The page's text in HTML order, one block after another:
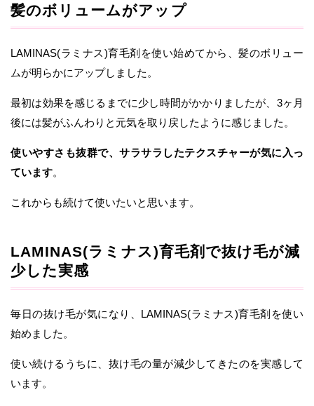
髪のボリュームがアップ
LAMINAS(ラミナス)育毛剤を使い始めてから、髪のボリュー
ムが明らかにアップしました。
最初は効果を感じるまでに少し時間がかかりましたが、3ヶ月
後には髪がふんわりと元気を取り戻したように感じました。
使いやすさも抜群で、サラサラしたテクスチャーが気に入っ
ています。
これからも続けて使いたいと思います。
LAMINAS(ラミナス)育毛剤で抜け毛が減
少した実感
毎日の抜け毛が気になり、LAMINAS(ラミナス)育毛剤を使い
始めました。
使い続けるうちに、抜け毛の量が減少してきたのを実感して
います。